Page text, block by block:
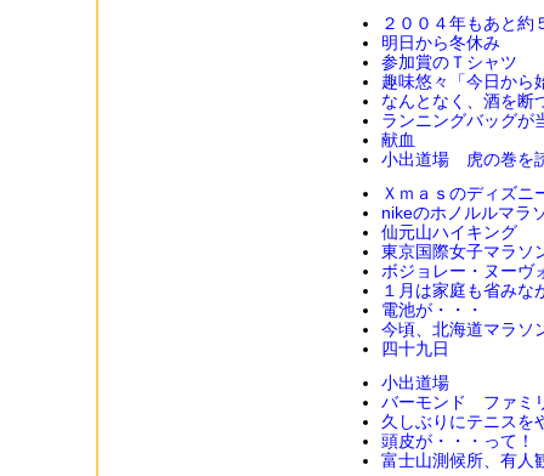
２００４年もあと約
明日から冬休み
参加賞のＴシャツ
趣味悠々「今日から
なんとなく、酒を断
ランニングバッグが
献血
小出道場 虎の巻を
Ｘｍａｓのディズニ
nikeのホノルルマラ
仙元山ハイキング
東京国際女子マラソ
ボジョレー・ヌーヴ
１月は家庭も省みな
電池が・・・
今頃、北海道マラソ
四十九日
小出道場
バーモンド ファミ
久しぶりにテニスを
頭皮が・・・って！
富士山測候所、有人